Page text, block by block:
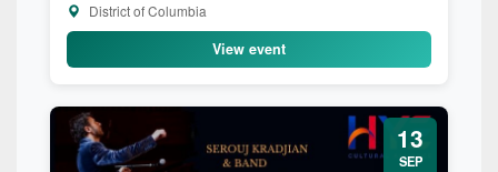
District of Columbia
View event
13
SEP